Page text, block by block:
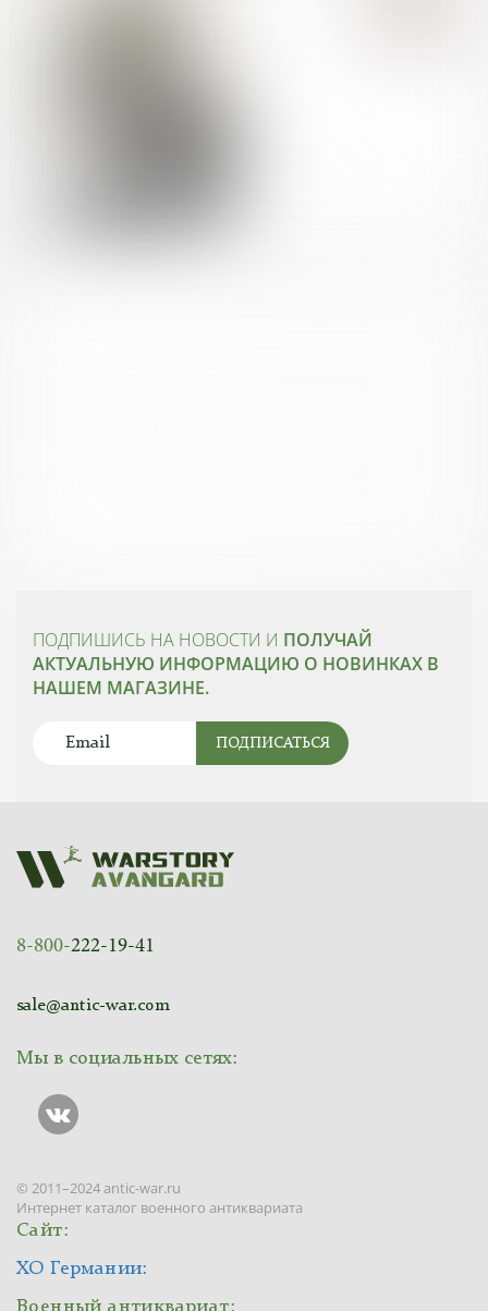
ПОДПИШИСЬ НА НОВОСТИ И ПОЛУЧАЙ
АКТУАЛЬНУЮ ИНФОРМАЦИЮ О НОВИНКАХ В
НАШЕМ МАГАЗИНЕ.
ПОДПИСАТЬСЯ
8-800-222-19-41
sale@antic-war.com
Мы в социальных сетях:
© 2011–2024 antic-war.ru
Интернет каталог военного антиквариата
Сайт:
ХО Германии:
Военный антиквариат: